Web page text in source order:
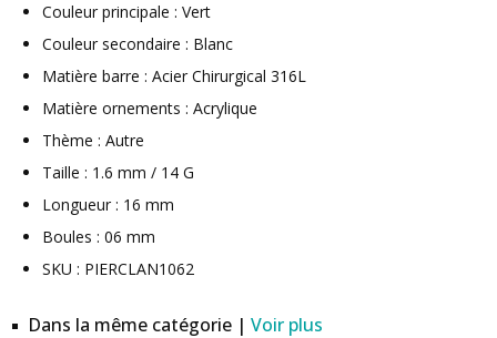
Couleur principale : Vert
Couleur secondaire : Blanc
Matière barre : Acier Chirurgical 316L
Matière ornements : Acrylique
Thème : Autre
Taille : 1.6 mm / 14 G
Longueur : 16 mm
Boules : 06 mm
SKU : PIERCLAN1062
Dans la même catégorie | Voir plus